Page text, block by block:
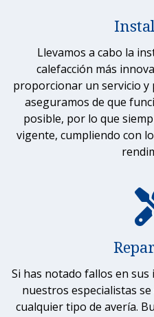
Llevamos a cabo la
calefacción más
proporcionar un servicio
aseguramos de que
posible, por lo que
vigente, cumpliendo con
Si has notado fallos en sus
nuestros especialistas
cualquier tipo de avería.